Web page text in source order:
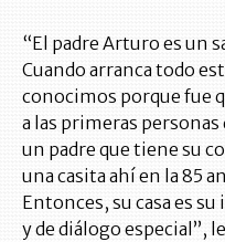
“El padre Arturo es un
Cuando arranca todo
conocimos porque fue
a las primeras personas
un padre que tiene su
una casita ahí en la 85
Entonces, su casa es
y de diálogo especial”,